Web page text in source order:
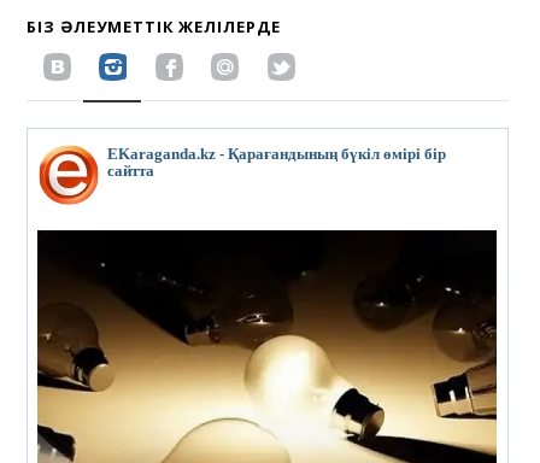
БІЗ ӘЛЕУМЕТТІК ЖЕЛІЛЕРДЕ
EKaraganda.kz - Қарағандының бүкіл өмірі бір
сайтта